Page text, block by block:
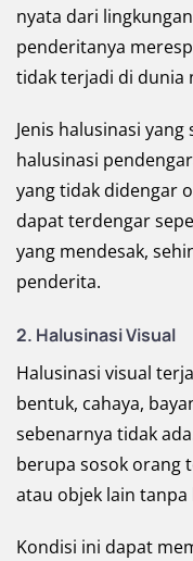
nyata dari
penderitanya
tidak terjadi di dunia
Jenis halusinasi
halusinasi
yang tidak didengar
dapat terdengar
yang mendesak,
penderita.
2. Halusinasi Visual
Halusinasi visual
bentuk, cahaya,
sebenarnya tidak
berupa sosok orang
atau objek lain tanpa
Kondisi ini dapat